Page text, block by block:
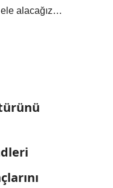
alacağız…